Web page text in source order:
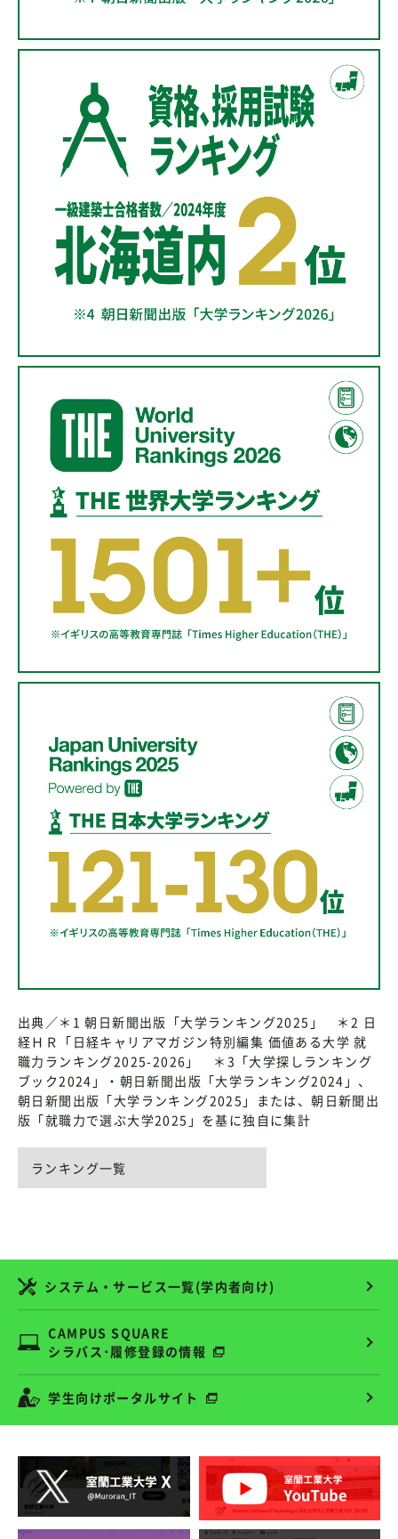
出典／＊1 朝日新聞出版「大学ランキング2025」 ＊2 日
経ＨＲ「日経キャリアマガジン特別編集 価値ある大学 就
職力ランキング2025-2026」 ＊3「大学探しランキング
ブック2024」・朝日新聞出版「大学ランキング2024」、
朝日新聞出版「大学ランキング2025」または、朝日新聞出
版「就職力で選ぶ大学2025」を基に独自に集計
ランキング一覧
システム・サービス一覧(学内者向け)
CAMPUS SQUARE
シラバス･履修登録の情報
学生向けポータルサイト